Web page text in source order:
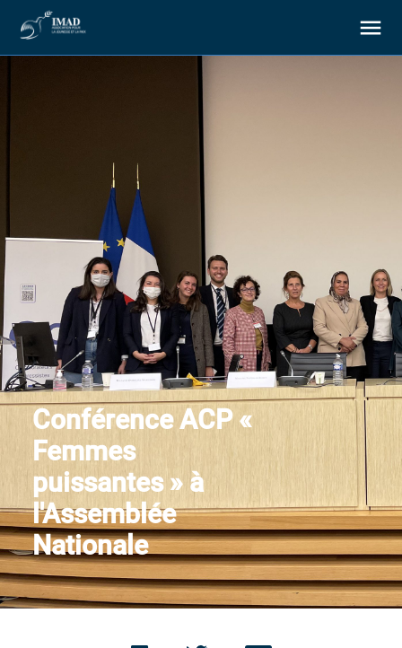
Our actions
Resources
Support us
Conférence ACP «
Femmes
puissantes » à
l'Assemblée
Nationale